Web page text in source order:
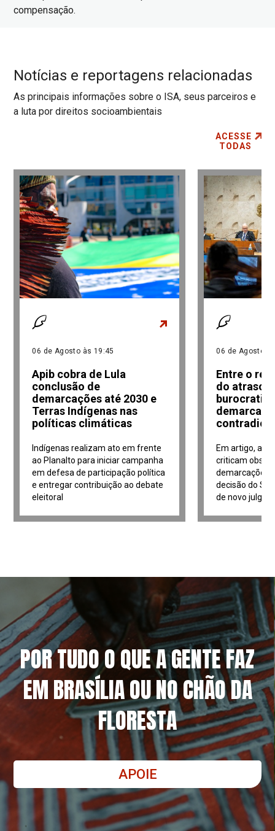
compensação.
Notícias e reportagens relacionadas
As principais informações sobre o ISA, seus parceiros e
a luta por direitos socioambientais
ACESSE
TODAS
06 de Agosto às 19:45
Apib cobra de Lula
conclusão de
demarcações até 2030 e
Terras Indígenas nas
políticas climáticas
Indígenas realizam ato em frente
ao Planalto para iniciar campanha
em defesa de participação política
e entregar contribuição ao debate
eleitoral
06 de Agosto
Entre o
do atraso
Em artigo,
criticam
demarcações
decisão do
de novo
POR TUDO O QUE A GENTE FAZ
EM BRASÍLIA OU NO CHÃO DA
FLORESTA
APOIE